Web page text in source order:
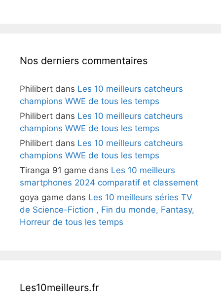
Nos derniers commentaires
Philibert dans Les 10 meilleurs catcheurs
champions WWE de tous les temps
Philibert dans Les 10 meilleurs catcheurs
champions WWE de tous les temps
Philibert dans Les 10 meilleurs catcheurs
champions WWE de tous les temps
Tiranga 91 game dans Les 10 meilleurs
smartphones 2024 comparatif et classement
goya game dans Les 10 meilleurs séries TV
de Science-Fiction , Fin du monde, Fantasy,
Horreur de tous les temps
Les10meilleurs.fr